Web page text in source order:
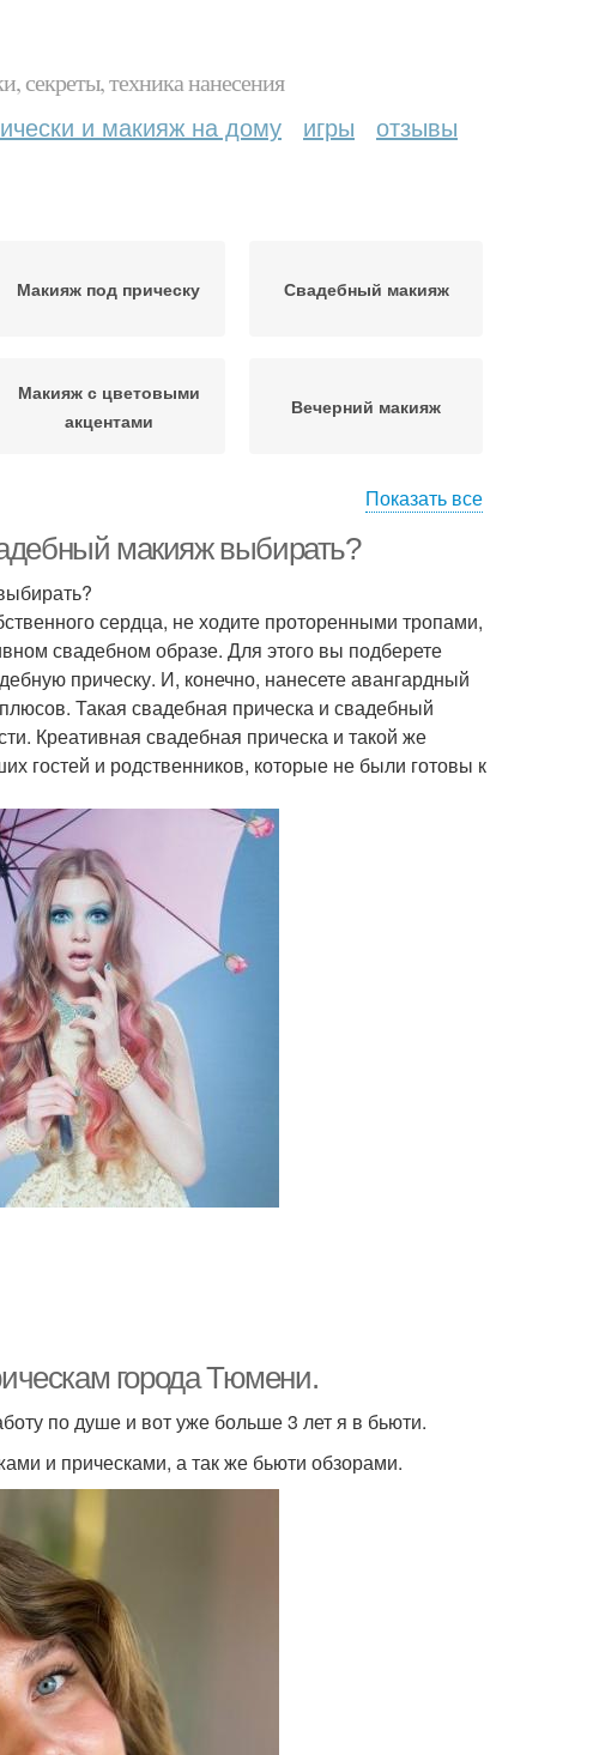
секреты, техника нанесения
и макияж на дому игры отзывы
Макияж под прическу Свадебный макияж
Макияж с цветовыми
акцентами
Вечерний макияж
Показать все
макияж выбирать?
сердца, не ходите проторенными тропами,
свадебном образе. Для этого вы подберете
прическу. И, конечно, нанесете авангардный
Такая свадебная прическа и свадебный
Креативная свадебная прическа и такой же
гостей и родственников, которые не были готовы к
города Тюмени.
по душе и вот уже больше 3 лет я в бьюти.
и прическами, а так же бьюти обзорами.